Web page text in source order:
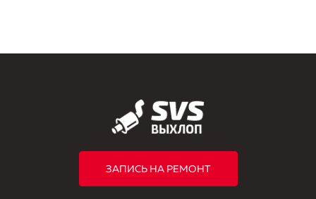
ЗАПИСЬ НА РЕМОНТ